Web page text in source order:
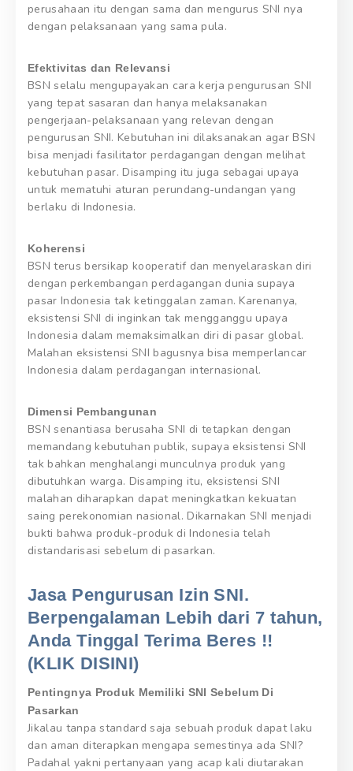
perusahaan itu dengan sama dan mengurus SNI nya
dengan pelaksanaan yang sama pula.
Efektivitas dan Relevansi
BSN selalu mengupayakan cara kerja pengurusan SNI
yang tepat sasaran dan hanya melaksanakan
pengerjaan-pelaksanaan yang relevan dengan
pengurusan SNI. Kebutuhan ini dilaksanakan agar BSN
bisa menjadi fasilitator perdagangan dengan melihat
kebutuhan pasar. Disamping itu juga sebagai upaya
untuk mematuhi aturan perundang-undangan yang
berlaku di Indonesia.
Koherensi
BSN terus bersikap kooperatif dan menyelaraskan diri
dengan perkembangan perdagangan dunia supaya
pasar Indonesia tak ketinggalan zaman. Karenanya,
eksistensi SNI di inginkan tak mengganggu upaya
Indonesia dalam memaksimalkan diri di pasar global.
Malahan eksistensi SNI bagusnya bisa memperlancar
Indonesia dalam perdagangan internasional.
Dimensi Pembangunan
BSN senantiasa berusaha SNI di tetapkan dengan
memandang kebutuhan publik, supaya eksistensi SNI
tak bahkan menghalangi munculnya produk yang
dibutuhkan warga. Disamping itu, eksistensi SNI
malahan diharapkan dapat meningkatkan kekuatan
saing perekonomian nasional. Dikarnakan SNI menjadi
bukti bahwa produk-produk di Indonesia telah
distandarisasi sebelum di pasarkan.
Jasa Pengurusan Izin SNI.
Berpengalaman Lebih dari 7 tahun,
Anda Tinggal Terima Beres !!
(KLIK DISINI)
Pentingnya Produk Memiliki SNI Sebelum Di
Pasarkan
Jikalau tanpa standard saja sebuah produk dapat laku
dan aman diterapkan mengapa semestinya ada SNI?
Padahal yakni pertanyaan yang acap kali diutarakan